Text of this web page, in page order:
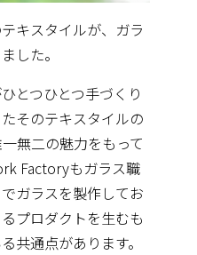
キスタイルが、ガラ
した。
とつひとつ手づくり
そのテキスタイルの
無二の魅力をもって
Factoryもガラス職
ガラスを製作してお
プロダクトを生むも
共通点があります。